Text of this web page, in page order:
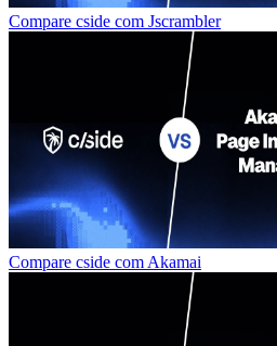
Compare cside com Jscrambler
Compare cside com Akamai